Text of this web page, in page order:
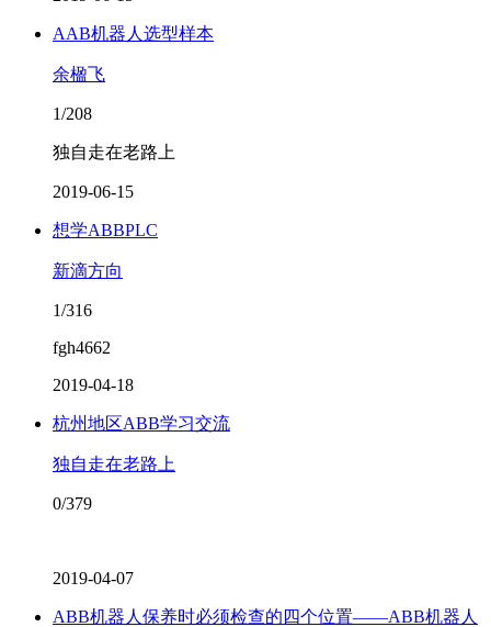
AAB机器人选型样本
余楹飞
1/208
独自走在老路上
2019-06-15
想学ABBPLC
新滴方向
1/316
fgh4662
2019-04-18
杭州地区ABB学习交流
独自走在老路上
0/379
2019-04-07
ABB机器人保养时必须检查的四个位置——ABB机器人